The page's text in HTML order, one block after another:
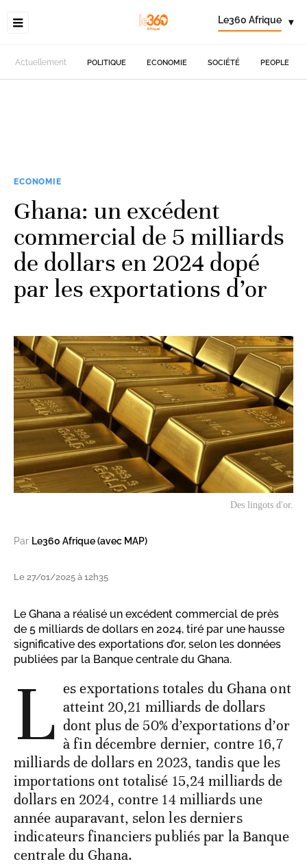
Le360 Afrique ▾
Actuellement POLITIQUE ECONOMIE SOCIÉTÉ PEOPLE
ECONOMIE
Ghana: un excédent
commercial de 5 milliards
de dollars en 2024 dopé
par les exportations d’or
Des lingots d'or.
Par Le360 Afrique (avec MAP)
Le 27/01/2025 à 12h35
Le Ghana a réalisé un excédent commercial de près
de 5 milliards de dollars en 2024, tiré par une hausse
significative des exportations d’or, selon les données
publiées par la Banque centrale du Ghana.
L es exportations totales du Ghana ont
atteint 20,21 milliards de dollars
dont plus de 50% d’exportations d’or
à fin décembre dernier, contre 16,7
milliards de dollars en 2023, tandis que les
importations ont totalisé 15,24 milliards de
dollars en 2024, contre 14 milliards une
année auparavant, selon les derniers
indicateurs financiers publiés par la Banque
centrale du Ghana.